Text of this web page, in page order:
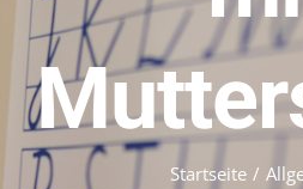
Startseite